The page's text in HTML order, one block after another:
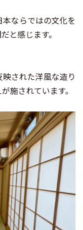
ならではの文化を
と感じます。
された洋風な造り
施されています。